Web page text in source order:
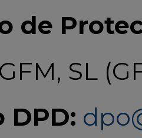
de
SL
DPD: